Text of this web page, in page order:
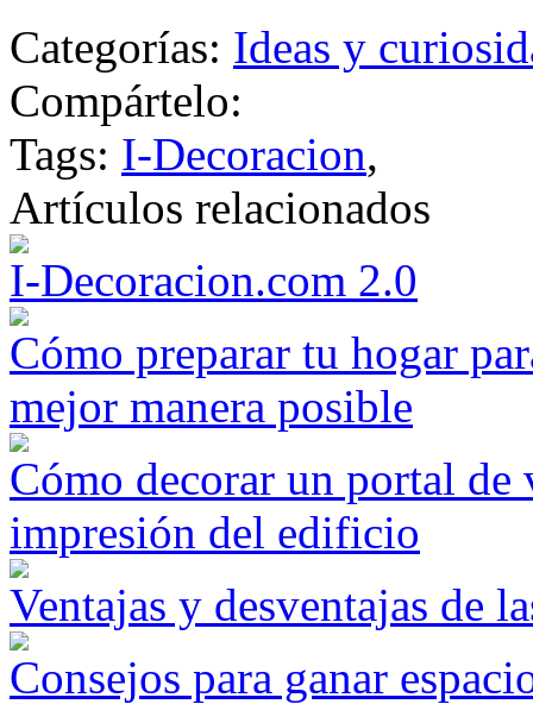
Categorías: Ideas y
Compártelo:
Tags: I-Decoracion,
Artículos relacionados
I-Decoracion.com 2.0
Cómo preparar tu hogar
mejor manera posible
Cómo decorar un portal
impresión del edificio
Ventajas y desventajas de
Consejos para ganar